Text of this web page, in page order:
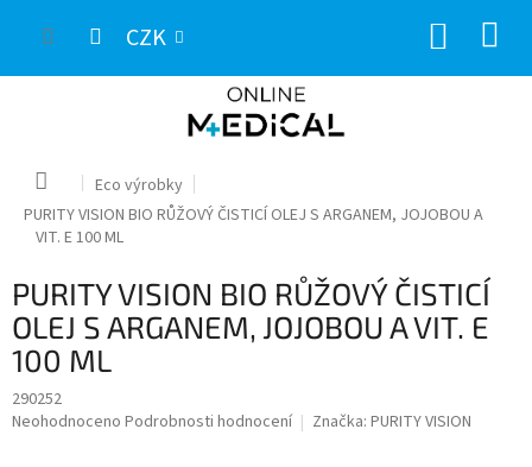
CZK
Domů
Eco výrobky
PURITY VISION BIO RŮŽOVÝ ČISTICÍ OLEJ S ARGANEM, JOJOBOU A
VIT. E 100 ML
PURITY VISION BIO RŮŽOVÝ ČISTICÍ
OLEJ S ARGANEM, JOJOBOU A VIT. E
100 ML
290252
Průměrné
Neohodnoceno Podrobnosti hodnocení Značka: PURITY VISION